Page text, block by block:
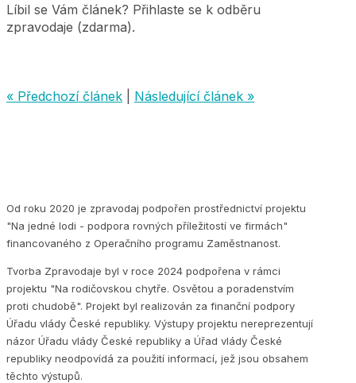
Líbil se Vám článek? Přihlaste se k odběru
zpravodaje (zdarma).
« Předchozí článek Následující článek »
Od roku 2020 je zpravodaj podpořen prostřednictví projektu
"Na jedné lodi - podpora rovných příležitostí ve firmách"
financovaného z Operačního programu Zaměstnanost.
Tvorba Zpravodaje byl v roce 2024 podpořena v rámci
projektu "Na rodičovskou chytře. Osvětou a poradenstvím
proti chudobě". Projekt byl realizován za finanční podpory
Úřadu vlády České republiky. Výstupy projektu nereprezentují
názor Úřadu vlády České republiky a Úřad vlády České
republiky neodpovídá za použití informací, jež jsou obsahem
těchto výstupů.